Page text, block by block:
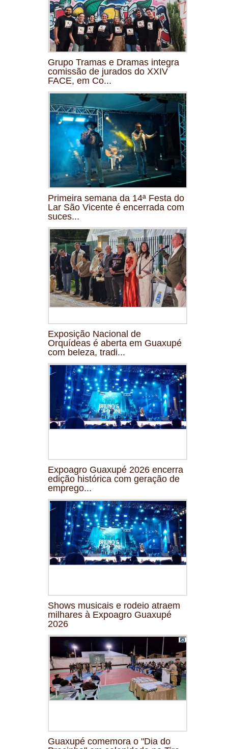
Grupo Tramas e Dramas integra
comissão de jurados do XXIV
FACE, em Co...
Primeira semana da 14ª Festa do
Lar São Vicente é encerrada com
suces...
Exposição Nacional de
Orquídeas é aberta em Guaxupé
com beleza, tradi...
Expoagro Guaxupé 2026 encerra
edição histórica com geração de
emprego...
Shows musicais e rodeio atraem
milhares à Expoagro Guaxupé
2026
Guaxupé comemora o "Dia do